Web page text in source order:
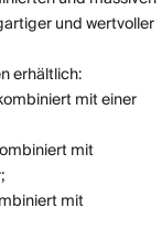
und wertvoller
erhältlich:
mit einer
mit
mit